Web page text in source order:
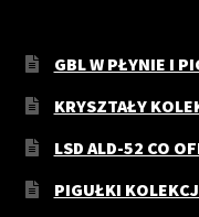
GBL W PŁYNIE I
KRYSZTAŁY
LSD ALD-52 CO
PIGUŁKI